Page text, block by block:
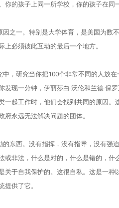
你的孩子上同一所学校，你的孩子在同
之一。特别是大学体育， 是美国为数
上必须彼此互动的最后一个地方。
，研究当你把100个非常不同的人 放在
发现一分钟，伊丽莎白·沃伦和兰德·保
一起工作时，他们会找到共同的原因。
府永远无法解决问题的团体。
东西。没有指挥，没有指导，没有强
或非法，什么是对的， 什么是错的，什
关于自我保护的。这很自私。 这是一种
提供了它。